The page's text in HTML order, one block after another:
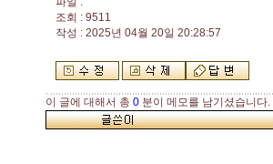
조회 : 9511
작성 : 2025년 04월 20일 20:28:57
이 글에 대해서 총 0 분이 메모를 남기셨습니다.